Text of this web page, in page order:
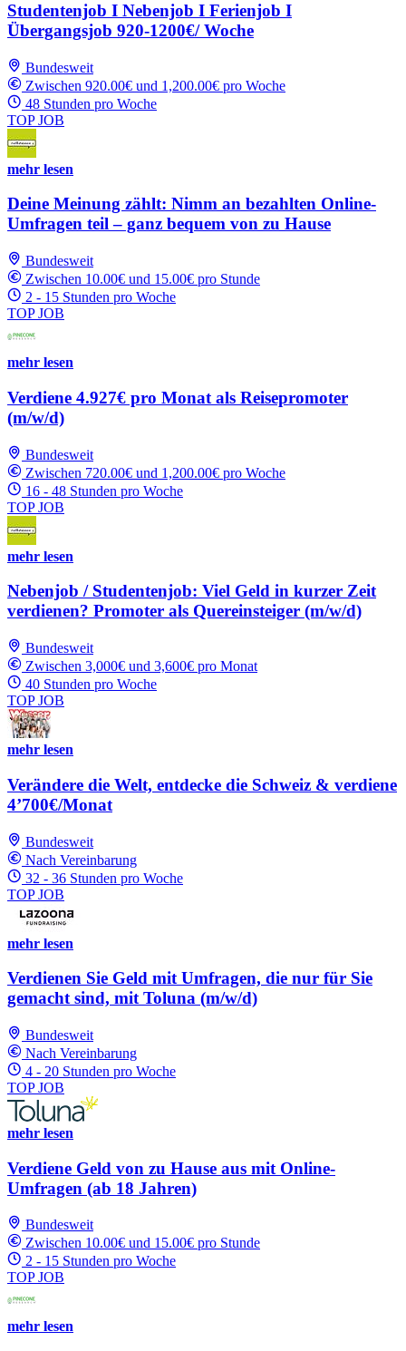
Studentenjob I Nebenjob I Ferienjob I
Übergangsjob 920-1200€/ Woche
Bundesweit
Zwischen 920.00€ und 1,200.00€ pro Woche
48 Stunden pro Woche
TOP JOB
mehr lesen
Deine Meinung zählt: Nimm an bezahlten Online-
Umfragen teil – ganz bequem von zu Hause
Bundesweit
Zwischen 10.00€ und 15.00€ pro Stunde
2 - 15 Stunden pro Woche
TOP JOB
mehr lesen
Verdiene 4.927€ pro Monat als Reisepromoter
(m/w/d)
Bundesweit
Zwischen 720.00€ und 1,200.00€ pro Woche
16 - 48 Stunden pro Woche
TOP JOB
mehr lesen
Nebenjob / Studentenjob: Viel Geld in kurzer Zeit
verdienen? Promoter als Quereinsteiger (m/w/d)
Bundesweit
Zwischen 3,000€ und 3,600€ pro Monat
40 Stunden pro Woche
TOP JOB
mehr lesen
Verändere die Welt, entdecke die Schweiz & verdiene
4’700€/Monat
Bundesweit
Nach Vereinbarung
32 - 36 Stunden pro Woche
TOP JOB
mehr lesen
Verdienen Sie Geld mit Umfragen, die nur für Sie
gemacht sind, mit Toluna (m/w/d)
Bundesweit
Nach Vereinbarung
4 - 20 Stunden pro Woche
TOP JOB
mehr lesen
Verdiene Geld von zu Hause aus mit Online-
Umfragen (ab 18 Jahren)
Bundesweit
Zwischen 10.00€ und 15.00€ pro Stunde
2 - 15 Stunden pro Woche
TOP JOB
mehr lesen